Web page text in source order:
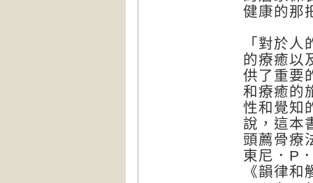
健康的那
「對於
的療癒以
供了重要
和療癒的
性和覺知
說，這本
頭薦骨療
東尼．P
《韻律